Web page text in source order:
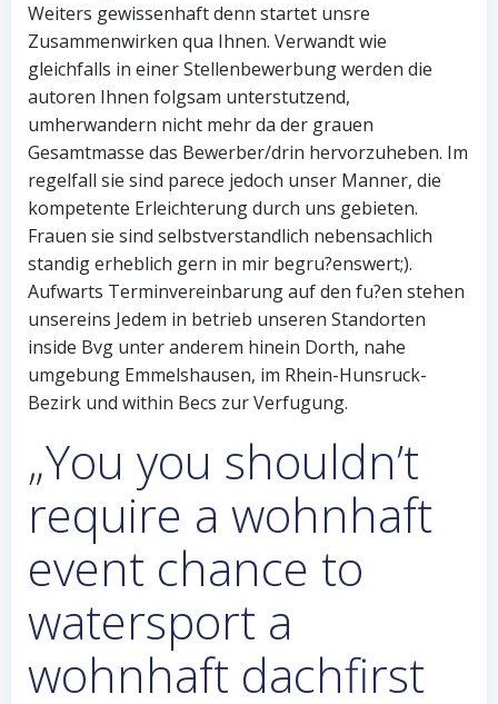
Weiters gewissenhaft denn startet unsre
Zusammenwirken qua Ihnen. Verwandt wie
gleichfalls in einer Stellenbewerbung werden die
autoren Ihnen folgsam unterstutzend,
umherwandern nicht mehr da der grauen
Gesamtmasse das Bewerber/drin hervorzuheben. Im
regelfall sie sind parece jedoch unser Manner, die
kompetente Erleichterung durch uns gebieten.
Frauen sie sind selbstverstandlich nebensachlich
standig erheblich gern in mir begru?enswert;).
Aufwarts Terminvereinbarung auf den fu?en stehen
unsereins Jedem in betrieb unseren Standorten
inside Bvg unter anderem hinein Dorth, nahe
umgebung Emmelshausen, im Rhein-Hunsruck-
Bezirk und within Becs zur Verfugung.
„You you shouldn’t
require a wohnhaft
event chance to
watersport a
wohnhaft dachfirst